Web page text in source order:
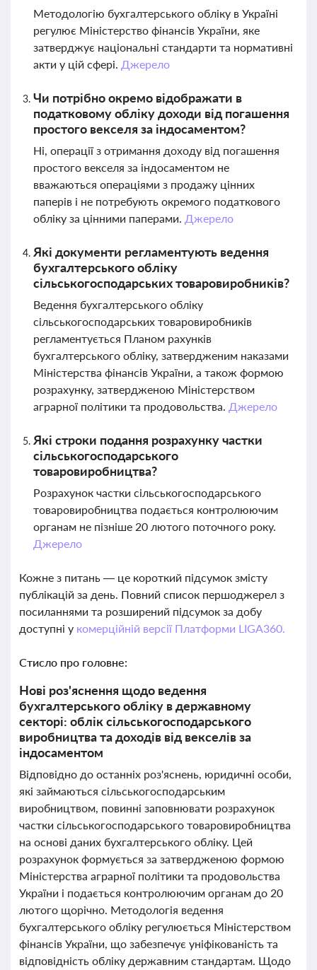
Методологію бухгалтерського обліку в Україні
регулює Міністерство фінансів України, яке
затверджує національні стандарти та нормативні
акти у цій сфері. Джерело
Чи потрібно окремо відображати в
податковому обліку доходи від погашення
простого векселя за індосаментом?
Ні, операції з отримання доходу від погашення
простого векселя за індосаментом не
вважаються операціями з продажу цінних
паперів і не потребують окремого податкового
обліку за цінними паперами. Джерело
Які документи регламентують ведення
бухгалтерського обліку
сільськогосподарських товаровиробників?
Ведення бухгалтерського обліку
сільськогосподарських товаровиробників
регламентується Планом рахунків
бухгалтерського обліку, затвердженим наказами
Міністерства фінансів України, а також формою
розрахунку, затвердженою Міністерством
аграрної політики та продовольства. Джерело
Які строки подання розрахунку частки
сільськогосподарського
товаровиробництва?
Розрахунок частки сільськогосподарського
товаровиробництва подається контролюючим
органам не пізніше 20 лютого поточного року.
Джерело
Кожне з питань — це короткий підсумок змісту
публікацій за день. Повний список першоджерел з
посиланнями та розширений підсумок за добу
доступні у комерційній версії Платформи LIGA360.
Стисло про головне:
Нові роз'яснення щодо ведення
бухгалтерського обліку в державному
секторі: облік сільськогосподарського
виробництва та доходів від векселів за
індосаментом
Відповідно до останніх роз'яснень, юридичні особи,
які займаються сільськогосподарським
виробництвом, повинні заповнювати розрахунок
частки сільськогосподарського товаровиробництва
на основі даних бухгалтерського обліку. Цей
розрахунок формується за затвердженою формою
Міністерства аграрної політики та продовольства
України і подається контролюючим органам до 20
лютого щорічно. Методологія ведення
бухгалтерського обліку регулюється Міністерством
фінансів України, що забезпечує уніфікованість та
відповідність обліку державним стандартам. Щодо